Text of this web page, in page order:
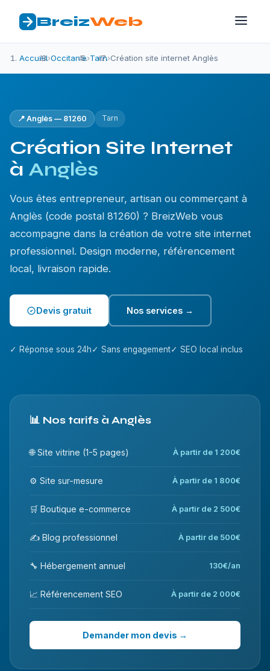
BreizWeb
Accueil›Occitanie›Tarn›Création site internet Anglès
📍 Anglès — 81260 Tarn
Création Site Internet
à Anglès
Vous êtes entrepreneur, artisan ou commerçant à
Anglès (code postal 81260) ? BreizWeb vous
accompagne dans la création de votre site internet
professionnel. Design moderne, référencement
local, livraison rapide.
Devis gratuit Nos services →
✓ Réponse sous 24h✓ Sans engagement✓ SEO local inclus
📊 Nos tarifs à Anglès
🌐 Site vitrine (1-5 pages) À partir de 1 200€
⚙️ Site sur-mesure À partir de 1 800€
🛒 Boutique e-commerce À partir de 2 500€
✍️ Blog professionnel À partir de 500€
🔧 Hébergement annuel 130€/an
📈 Référencement SEO À partir de 2 000€
Demander mon devis →